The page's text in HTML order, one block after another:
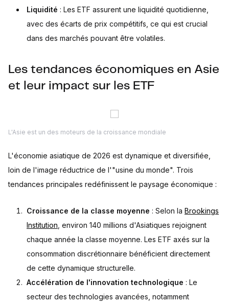
Liquidité : Les ETF assurent une liquidité quotidienne,
avec des écarts de prix compétitifs, ce qui est crucial
dans des marchés pouvant être volatiles.
Les tendances économiques en Asie
et leur impact sur les ETF
L'Asie est un des moteurs de la croissance mondiale
L'économie asiatique de 2026 est dynamique et diversifiée,
loin de l'image réductrice de l'"usine du monde". Trois
tendances principales redéfinissent le paysage économique :
Croissance de la classe moyenne : Selon la Brookings
Institution , environ 140 millions d'Asiatiques rejoignent
chaque année la classe moyenne. Les ETF axés sur la
consommation discrétionnaire bénéficient directement
de cette dynamique structurelle.
Accélération de l'innovation technologique : Le
secteur des technologies avancées, notamment